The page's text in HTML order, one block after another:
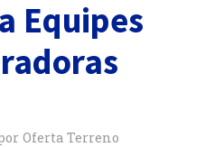
Equipes
Oferta Terreno